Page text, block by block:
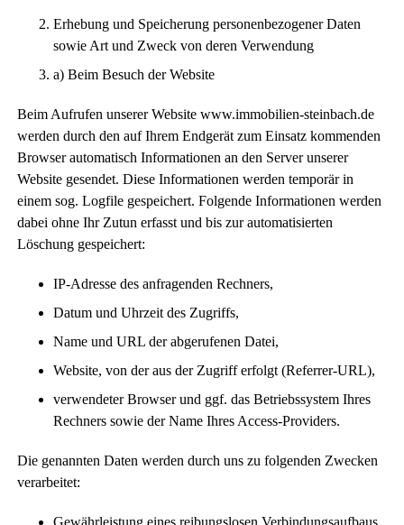
Erhebung und Speicherung personenbezogener Daten
sowie Art und Zweck von deren Verwendung
a) Beim Besuch der Website
Beim Aufrufen unserer Website www.immobilien-steinbach.de
werden durch den auf Ihrem Endgerät zum Einsatz kommenden
Browser automatisch Informationen an den Server unserer
Website gesendet. Diese Informationen werden temporär in
einem sog. Logfile gespeichert. Folgende Informationen werden
dabei ohne Ihr Zutun erfasst und bis zur automatisierten
Löschung gespeichert:
IP-Adresse des anfragenden Rechners,
Datum und Uhrzeit des Zugriffs,
Name und URL der abgerufenen Datei,
Website, von der aus der Zugriff erfolgt (Referrer-URL),
verwendeter Browser und ggf. das Betriebssystem Ihres
Rechners sowie der Name Ihres Access-Providers.
Die genannten Daten werden durch uns zu folgenden Zwecken
verarbeitet: